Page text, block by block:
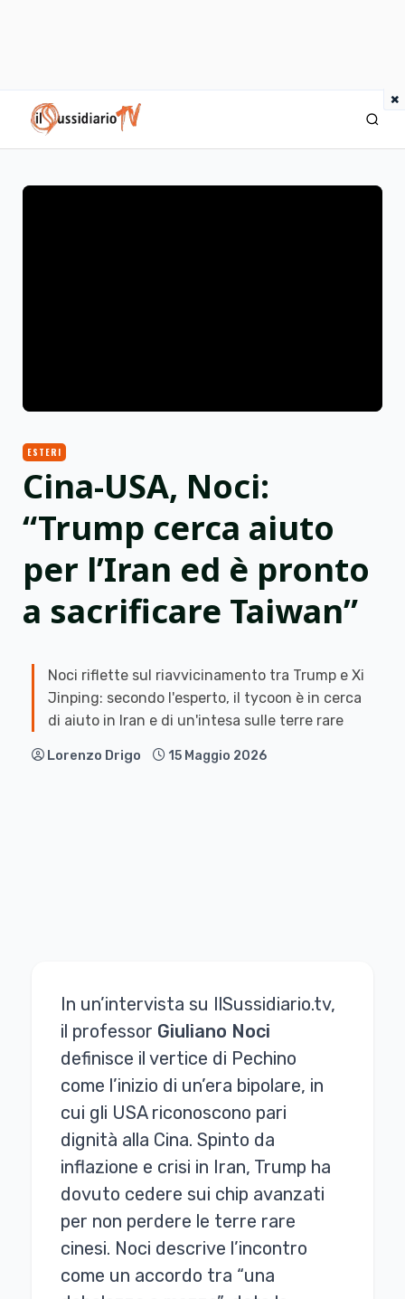
×
IlSussidiario TV
ESTERI
Cina-USA, Noci:
“Trump cerca aiuto
per l’Iran ed è pronto
a sacrificare Taiwan”
Noci riflette sul riavvicinamento tra Trump e Xi
Jinping: secondo l'esperto, il tycoon è in cerca
di aiuto in Iran e di un'intesa sulle terre rare
Lorenzo Drigo 15 Maggio 2026
In un’intervista su IlSussidiario.tv,
il professor Giuliano Noci
definisce il vertice di Pechino
come l’inizio di un’era bipolare, in
cui gli USA riconoscono pari
dignità alla Cina. Spinto da
inflazione e crisi in Iran, Trump ha
dovuto cedere sui chip avanzati
per non perdere le terre rare
cinesi. Noci descrive l’incontro
come un accordo tra “una